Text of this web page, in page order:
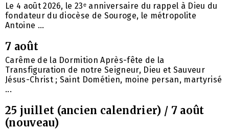
Le 4 août 2026, le 23ᵉ anniversaire du rappel à Dieu du
fondateur du diocèse de Souroge, le métropolite
Antoine ...
7 août
Carême de la Dormition Après-fête de la
Transfiguration de notre Seigneur, Dieu et Sauveur
Jésus-Christ ; Saint Dométien, moine persan, martyrisé
...
25 juillet (ancien calendrier) / 7 août
(nouveau)